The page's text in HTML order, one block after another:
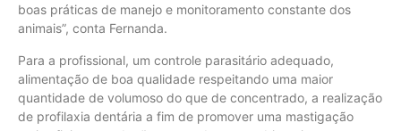
boas práticas de manejo e monitoramento constante dos
animais”, conta Fernanda.
Para a profissional, um controle parasitário adequado,
alimentação de boa qualidade respeitando uma maior
quantidade de volumoso do que de concentrado, a realização
de profilaxia dentária a fim de promover uma mastigação